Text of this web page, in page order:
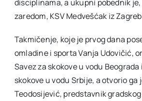
disciplinama, a ukupni pobednik
zaredom, KSV Medvešćak iz
Takmičenje, koje je prvog dana
omladine i sporta Vanja Udovičić,
Savez za skokove u vodu Beograda
skokove u vodu Srbije, a otvorio ga
Teodosijević, predstavnik